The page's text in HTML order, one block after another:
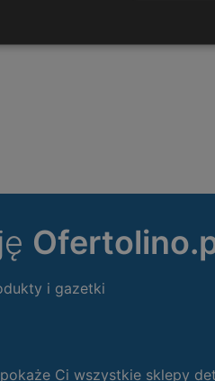
i gazetki
Ci wszystkie sklepy